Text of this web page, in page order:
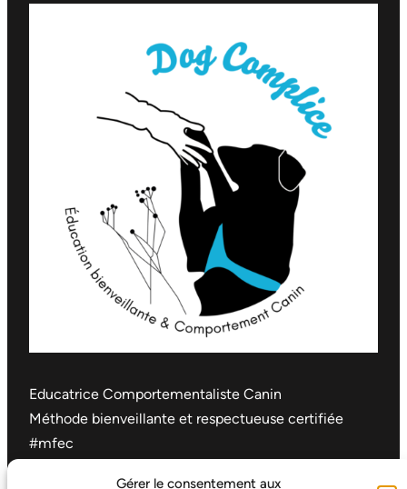
Gérer le consentement aux
Educatrice Comportementaliste Canin
Méthode bienveillante et respectueuse certifiée
#mfec
Pernes-les-Fontaines et alentours